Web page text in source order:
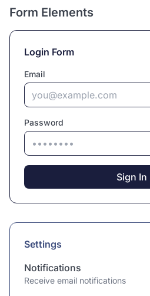
Form Elements
Login Form
Email
Password
Sign In
Settings
Notifications
Receive email notifications